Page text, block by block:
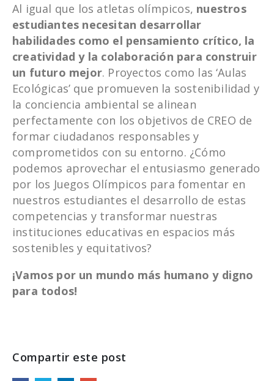
Al igual que los atletas olímpicos, nuestros
estudiantes necesitan desarrollar
habilidades como el pensamiento crítico, la
creatividad y la colaboración para construir
un futuro mejor. Proyectos como las ‘Aulas
Ecológicas’ que promueven la sostenibilidad y
la conciencia ambiental se alinean
perfectamente con los objetivos de CREO de
formar ciudadanos responsables y
comprometidos con su entorno. ¿Cómo
podemos aprovechar el entusiasmo generado
por los Juegos Olímpicos para fomentar en
nuestros estudiantes el desarrollo de estas
competencias y transformar nuestras
instituciones educativas en espacios más
sostenibles y equitativos?
¡Vamos por un mundo más humano y digno
para todos!
Compartir este post